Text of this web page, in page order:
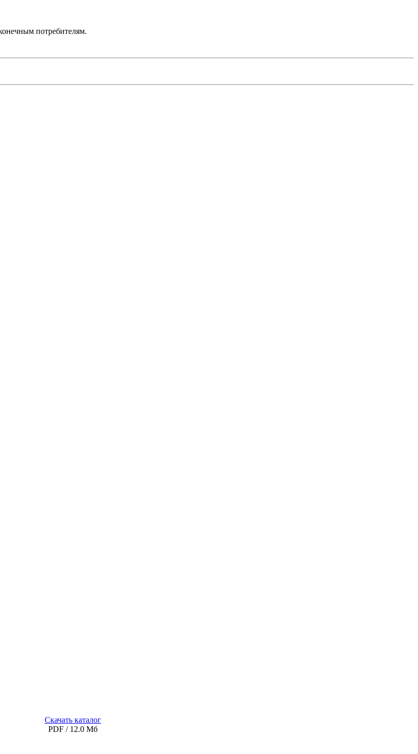
потребителям.
Скачать каталог
PDF / 12.0 Мб